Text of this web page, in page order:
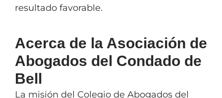
resultado favorable.
Acerca de la Asociación de
Abogados del Condado de
Bell
La misión del Colegio de Abogados del